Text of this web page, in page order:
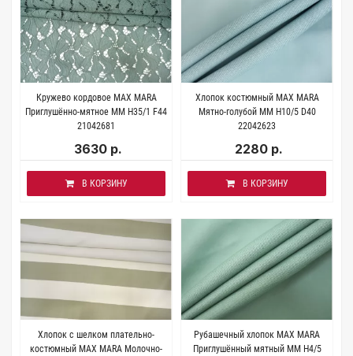
Кружево кордовое MAX MARA
Приглушённо-мятное MM H35/1 F44
21042681
3630 р.
В КОРЗИНУ
Хлопок костюмный MAX MARA
Мятно-голубой MM H10/5 D40
22042623
2280 р.
В КОРЗИНУ
Хлопок с шелком плательно-
костюмный MAX MARA Молочно-
Рубашечный хлопок MAX MARA
Приглушённый мятный MM H4/5